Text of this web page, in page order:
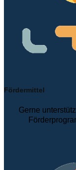
Fördermittel
Gerne